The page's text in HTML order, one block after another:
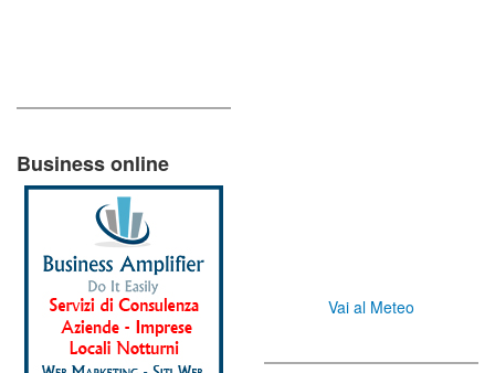
Business online
Vai al Meteo